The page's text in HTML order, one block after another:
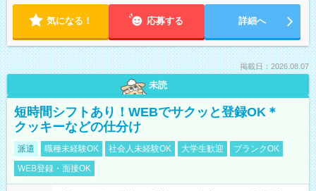
気になる！ 応募する 詳細へ
掲載日：2026.08.07
未読
短時間シフトあり！WEBでサクッと登録OK＊
クッキーなどの仕分け
派遣 職種未経験OK 社会人未経験OK 大学生歓迎
ブランクOK
WEB登録・面接OK